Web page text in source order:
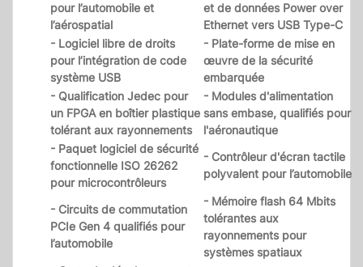
pour l’automobile et
l’aérospatial
et de données Power over
Ethernet vers USB Type-C
- Logiciel libre de droits
pour l’intégration de code
système USB
- Plate-forme de mise en
œuvre de la sécurité
embarquée
- Qualification Jedec pour
un FPGA en boîtier plastique
tolérant aux rayonnements
- Modules d'alimentation
sans embase, qualifiés pour
l'aéronautique
- Paquet logiciel de sécurité
fonctionnelle ISO 26262
pour microcontrôleurs
- Contrôleur d'écran tactile
polyvalent pour l’automobile
- Circuits de commutation
PCIe Gen 4 qualifiés pour
l’automobile
- Mémoire flash 64 Mbits
tolérantes aux
rayonnements pour
systèmes spatiaux